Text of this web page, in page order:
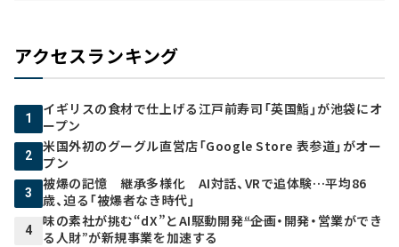
アクセスランキング
1
イギリスの食材で仕上げる江戸前寿司「英国鮨」が池袋にオ
ープン
2
米国外初のグーグル直営店「Google Store 表参道」がオー
プン
3
被爆の記憶 継承多様化 AI対話、VRで追体験…平均86
歳、迫る「被爆者なき時代」
4
味の素社が挑む“dX”とAI駆動開発――“企画・開発・営業ができ
る人財”が新規事業を加速する